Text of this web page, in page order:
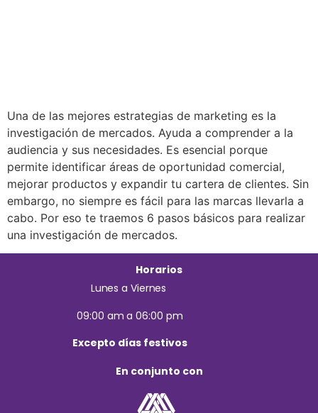
Una de las mejores estrategias de marketing es la
investigación de mercados. Ayuda a comprender a la
audiencia y sus necesidades. Es esencial porque
permite identificar áreas de oportunidad comercial,
mejorar productos y expandir tu cartera de clientes. Sin
embargo, no siempre es fácil para las marcas llevarla a
cabo. Por eso te traemos 6 pasos básicos para realizar
una investigación de mercados.
Horarios
Lunes a Viernes
09:00 am a 06:00 pm
Excepto días festivos
En conjunto con